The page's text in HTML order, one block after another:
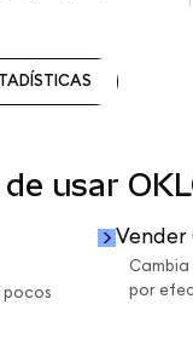
usar
pocos
Vender
Cambia
por